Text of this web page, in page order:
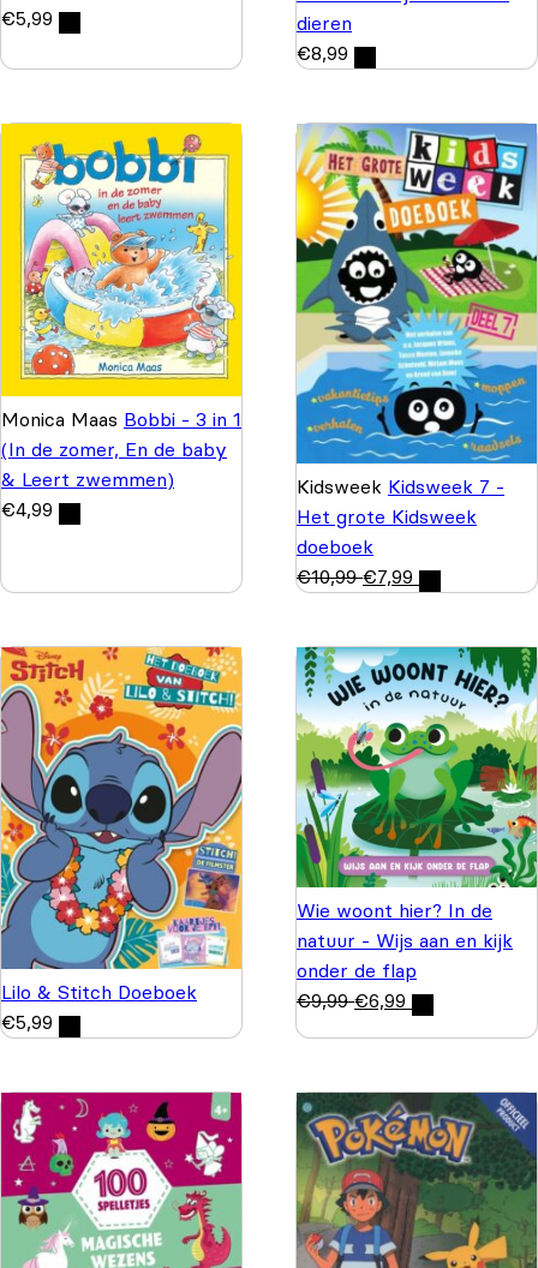
€5,99
dieren
€8,99
Monica Maas Bobbi - 3 in 1
(In de zomer, En de baby
& Leert zwemmen)
€4,99
Kidsweek Kidsweek 7 -
Het grote Kidsweek
doeboek
€10,99 €7,99
Lilo & Stitch Doeboek
€5,99
Wie woont hier? In de
natuur - Wijs aan en kijk
onder de flap
€9,99 €6,99